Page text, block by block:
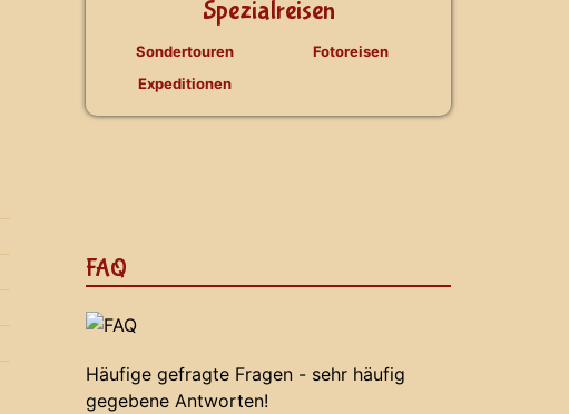
Spezialreisen
Sondertouren
Expeditionen
Fotoreisen
FAQ
Häufige gefragte Fragen - sehr häufig
gegebene Antworten!